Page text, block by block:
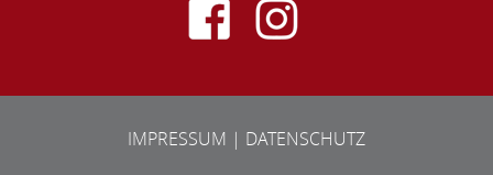
IMPRESSUM | DATENSCHUTZ